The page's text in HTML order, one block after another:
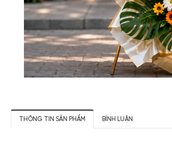
THÔNG TIN SẢN PHẨM BÌNH LUẬN